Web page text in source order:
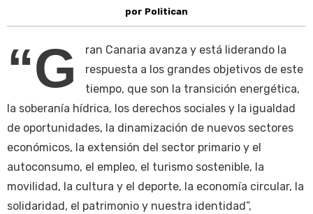
por Politican
“G
ran Canaria avanza y está liderando la
respuesta a los grandes objetivos de este
tiempo, que son la transición energética,
la soberanía hídrica, los derechos sociales y la igualdad
de oportunidades, la dinamización de nuevos sectores
económicos, la extensión del sector primario y el
autoconsumo, el empleo, el turismo sostenible, la
movilidad, la cultura y el deporte, la economía circular, la
solidaridad, el patrimonio y nuestra identidad”,